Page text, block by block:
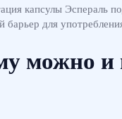
капсулы Эспераль
барьер для
можно и